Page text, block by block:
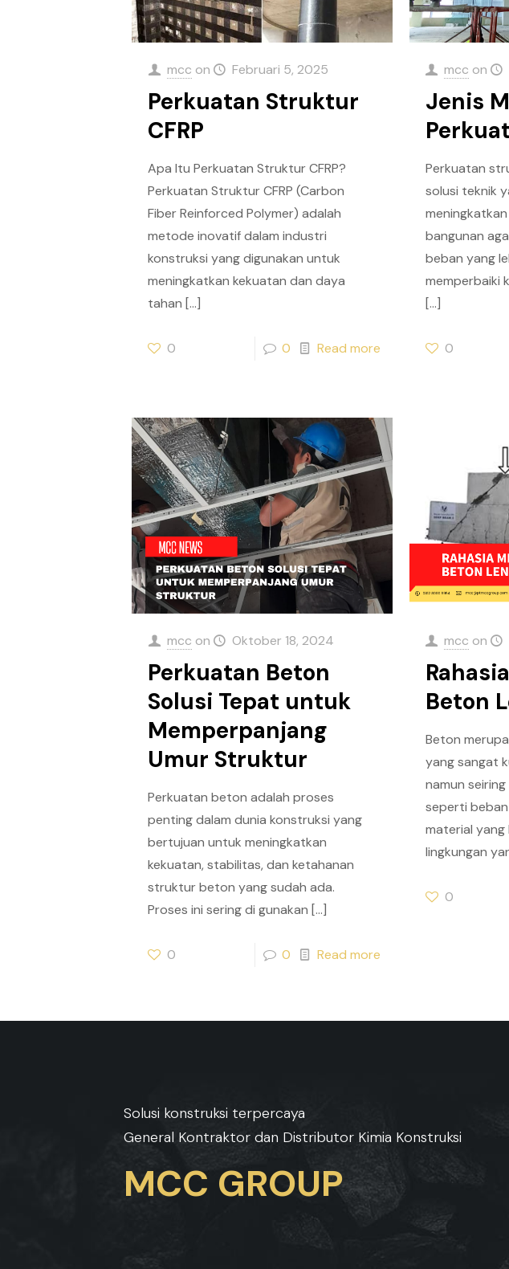
mcc on Februari 5, 2025
Perkuatan Struktur
CFRP
Apa Itu Perkuatan Struktur CFRP?
Perkuatan Struktur CFRP (Carbon
Fiber Reinforced Polymer) adalah
metode inovatif dalam industri
konstruksi yang digunakan untuk
meningkatkan kekuatan dan daya
tahan […]
0 0 Read more
mcc on
Jenis
Perkuatan
solusi teknik
bangunan
beban yang
memperbaiki
[…]
0
mcc on Oktober 18, 2024
Perkuatan Beton
Solusi Tepat untuk
Memperpanjang
Umur Struktur
Perkuatan beton adalah proses
penting dalam dunia konstruksi yang
bertujuan untuk meningkatkan
kekuatan, stabilitas, dan ketahanan
struktur beton yang sudah ada.
Proses ini sering di gunakan […]
0 0 Read more
mcc on
Beton
Beton
yang sangat
namun
seperti
material yang
lingkungan
0
Solusi konstruksi terpercaya
General Kontraktor dan Distributor Kimia Konstruksi
MCC GROUP